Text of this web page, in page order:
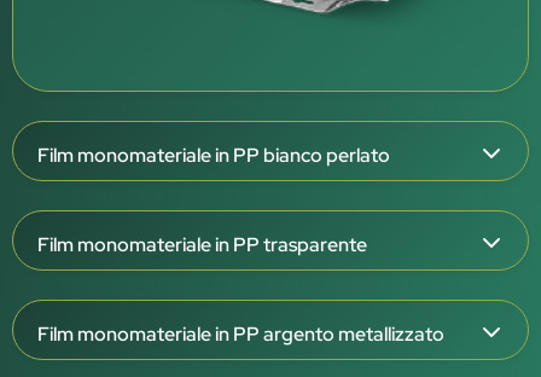
Film monomateriale in PP bianco perlato
Struttura triplex: OPP/OPPmet/CPP W
Barriera molto elevata (OTR <0,1 / WVTR <0,1)
Eccellente barriera ad aroma, grassi e raggi UV
Film monomateriale in PP trasparente
Struttura triplex: OPP/OPP/CPP T
Film monomateriale in PP argento metallizzato